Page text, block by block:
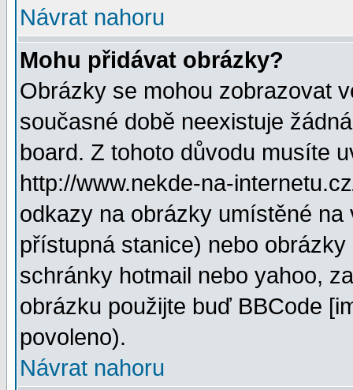
Návrat nahoru
Mohu přidávat obrázky?
Obrázky se mohou zobrazovat
současné době neexistuje
board. Z tohoto důvodu musíte
http://www.nekde-na-
odkazy na obrázky umístěné
přístupná stanice) nebo
schránky hotmail nebo yahoo,
obrázku použijte buď BBCode
povoleno).
Návrat nahoru